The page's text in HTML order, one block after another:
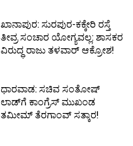
ಖಾನಾಪುರ: ಸುರಪುರ-ಕಕ್ಕೇರಿ ರಸ್ತೆ
ತೀವ್ರ ಸಂಚಾರ ಯೋಗ್ಯವಲ್ಲ: ಶಾಸಕರ
ವಿರುದ್ಧ ರಾಜು ತಳವಾರ್ ಆಕ್ರೋಶ!
ಧಾರವಾಡ: ಸಚಿವ ಸಂತೋಷ್
ಲಾಡ್‌ಗೆ ಕಾಂಗ್ರೆಸ್ ಮುಖಂಡ
ತಮೀಮ್ ತೆರಗಾಂವ್ ಸತ್ಕಾರ!